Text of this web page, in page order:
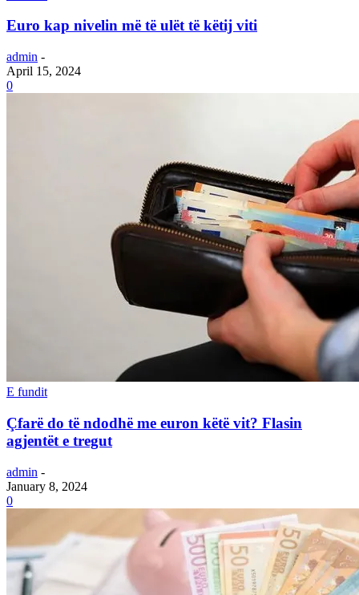
Euro kap nivelin më të ulët të këtij viti
admin -
April 15, 2024
0
E fundit
Çfarë do të ndodhë me euron këtë vit? Flasin
agjentët e tregut
admin -
January 8, 2024
0